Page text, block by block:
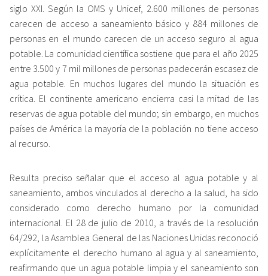
siglo XXI. Según la OMS y Unicef, 2.600 millones de personas
carecen de acceso a saneamiento básico y 884 millones de
personas en el mundo carecen de un acceso seguro al agua
potable. La comunidad científica sostiene que para el año 2025
entre 3.500 y 7 mil millones de personas padecerán escasez de
agua potable. En muchos lugares del mundo la situación es
crítica. El continente americano encierra casi la mitad de las
reservas de agua potable del mundo; sin embargo, en muchos
países de América la mayoría de la población no tiene acceso
al recurso.
Resulta preciso señalar que el acceso al agua potable y al
saneamiento, ambos vinculados al derecho a la salud, ha sido
considerado como derecho humano por la comunidad
internacional. El 28 de julio de 2010, a través de la resolución
64/292, la Asamblea General de las Naciones Unidas reconoció
explícitamente el derecho humano al agua y al saneamiento,
reafirmando que un agua potable limpia y el saneamiento son